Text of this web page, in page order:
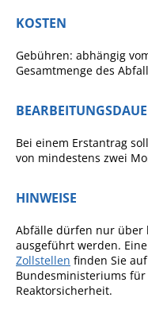
KOSTEN
Gebühren: abhängig
Gesamtmenge des
Bei einem Erstantrag
von mindestens zwei
HINWEISE
Abfälle dürfen nur über
ausgeführt werden. Eine
Zollstellen finden Sie
Bundesministeriums
Reaktorsicherheit.